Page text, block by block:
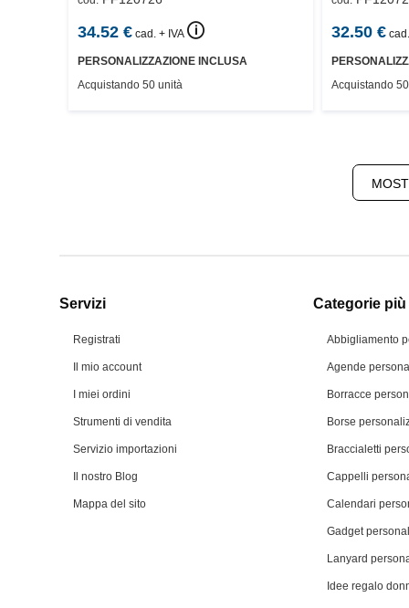
34.52 € cad. + IVA 🛈
PERSONALIZZAZIONE INCLUSA
Acquistando 50 unità
32.50€
Acquistando
Servizi
Registrati
Il mio account
I miei ordini
Strumenti di vendita
Servizio importazioni
Il nostro Blog
Mappa del sito
Categorie
Abbigliamento
Agende
Borracce
Borse
Braccialetti
Cappelli
Calendari
Gadget
Lanyard
Idee regalo